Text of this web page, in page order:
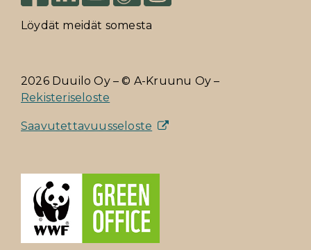
Löydät meidät somesta
2026 Duuilo Oy – © A-Kruunu Oy –
Rekisteriseloste
Saavutettavuusseloste